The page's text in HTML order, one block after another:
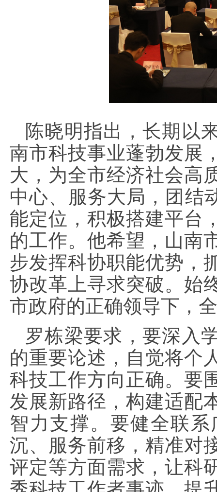
陈晓明指出，长期以
南市科技事业蓬勃发展
大，为全市经济社会高
中心、服务大局，团结
能定位，积极搭建平台
的工作。他希望，山南
步发挥科协职能优势，
协改革上寻求突破。始
市政府的正确领导下，
罗栋梁要求，要深入
的重要论述，自觉将个
科技工作方向正确。要
发展新路径，构建适配
智力支撑。要健全联
沉、服务前移，精准对
评定等方面需求，让科